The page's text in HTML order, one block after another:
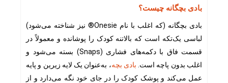
بادی بچگانه چیست؟
بادی بچگانه (که اغلب با نام Onesie® نیز شناخته می‌شود)
لباسی یک‌تکه است که بالاتنه کودک را پوشانده و معمولاً در
قسمت فاق با دکمه‌های فشاری (Snaps) بسته می‌شود و
اغلب بدون پاچه است. بادی بچه، به‌عنوان یک لایه زیرین و پایه
عمل می‌کند و پوشک کودک را در جای خود نگه می‌دارد و از